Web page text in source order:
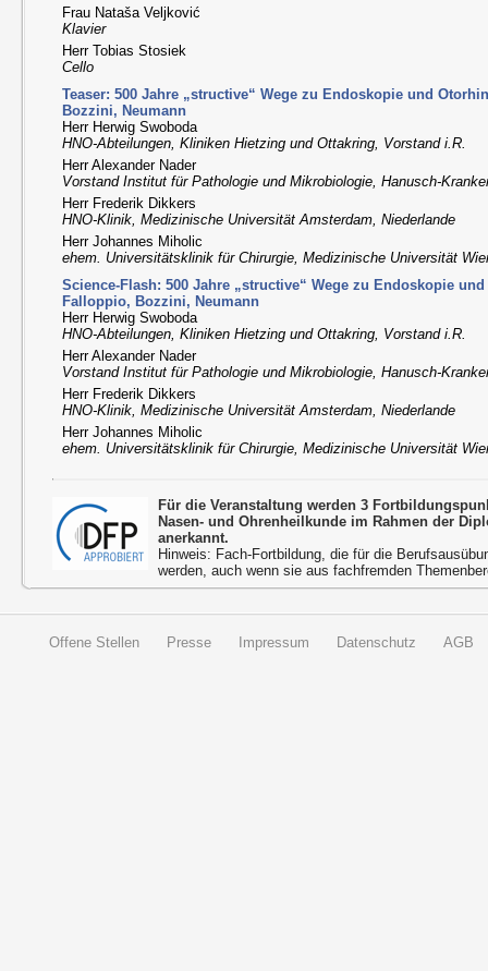
Frau Nataša Veljković
Klavier
Herr Tobias Stosiek
Cello
Teaser: 500 Jahre „structive“ Wege zu Endoskopie und
Bozzini, Neumann
Herr Herwig Swoboda
HNO-Abteilungen, Kliniken Hietzing und Ottakring, Vorstand i.R.
Herr Alexander Nader
Vorstand Institut für Pathologie und Mikrobiologie, Hanusch-
Herr Frederik Dikkers
HNO-Klinik, Medizinische Universität Amsterdam, Niederlande
Herr Johannes Miholic
ehem. Universitätsklinik für Chirurgie, Medizinische Universität
Science-Flash: 500 Jahre „structive“ Wege zu Endoskopie
Falloppio, Bozzini, Neumann
Herr Herwig Swoboda
HNO-Abteilungen, Kliniken Hietzing und Ottakring, Vorstand i.R.
Herr Alexander Nader
Vorstand Institut für Pathologie und Mikrobiologie, Hanusch-
Herr Frederik Dikkers
HNO-Klinik, Medizinische Universität Amsterdam, Niederlande
Herr Johannes Miholic
ehem. Universitätsklinik für Chirurgie, Medizinische Universität
Für die Veranstaltung werden 3
Nasen- und Ohrenheilkunde im Rahmen der
anerkannt.
Hinweis: Fach-Fortbildung, die für die
werden, auch wenn sie aus fachfremden
Offene Stellen Presse Impressum Datenschutz AGB